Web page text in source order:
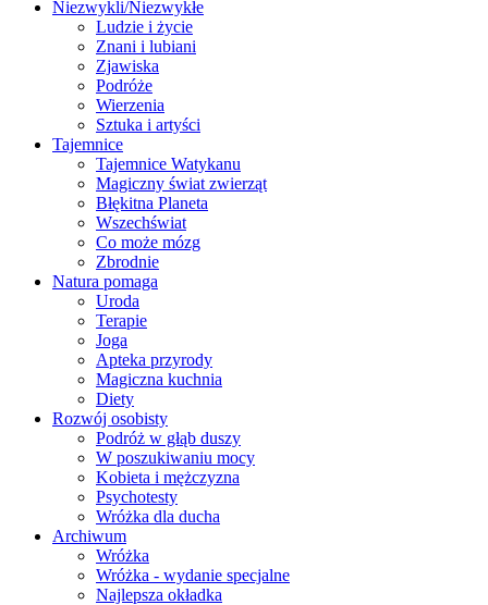
Niezwykli/Niezwykłe
Ludzie i życie
Znani i lubiani
Zjawiska
Podróże
Wierzenia
Sztuka i artyści
Tajemnice
Tajemnice Watykanu
Magiczny świat zwierząt
Błękitna Planeta
Wszechświat
Co może mózg
Zbrodnie
Natura pomaga
Uroda
Terapie
Joga
Apteka przyrody
Magiczna kuchnia
Diety
Rozwój osobisty
Podróż w głąb duszy
W poszukiwaniu mocy
Kobieta i mężczyzna
Psychotesty
Wróżka dla ducha
Archiwum
Wróżka
Wróżka - wydanie specjalne
Najlepsza okładka